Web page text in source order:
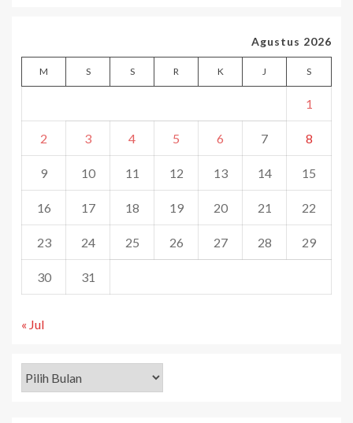
Agustus 2026
M S S R K J S
1
2 3 4 5 6 7 8
9 10 11 12 13 14 15
16 17 18 19 20 21 22
23 24 25 26 27 28 29
30 31
« Jul